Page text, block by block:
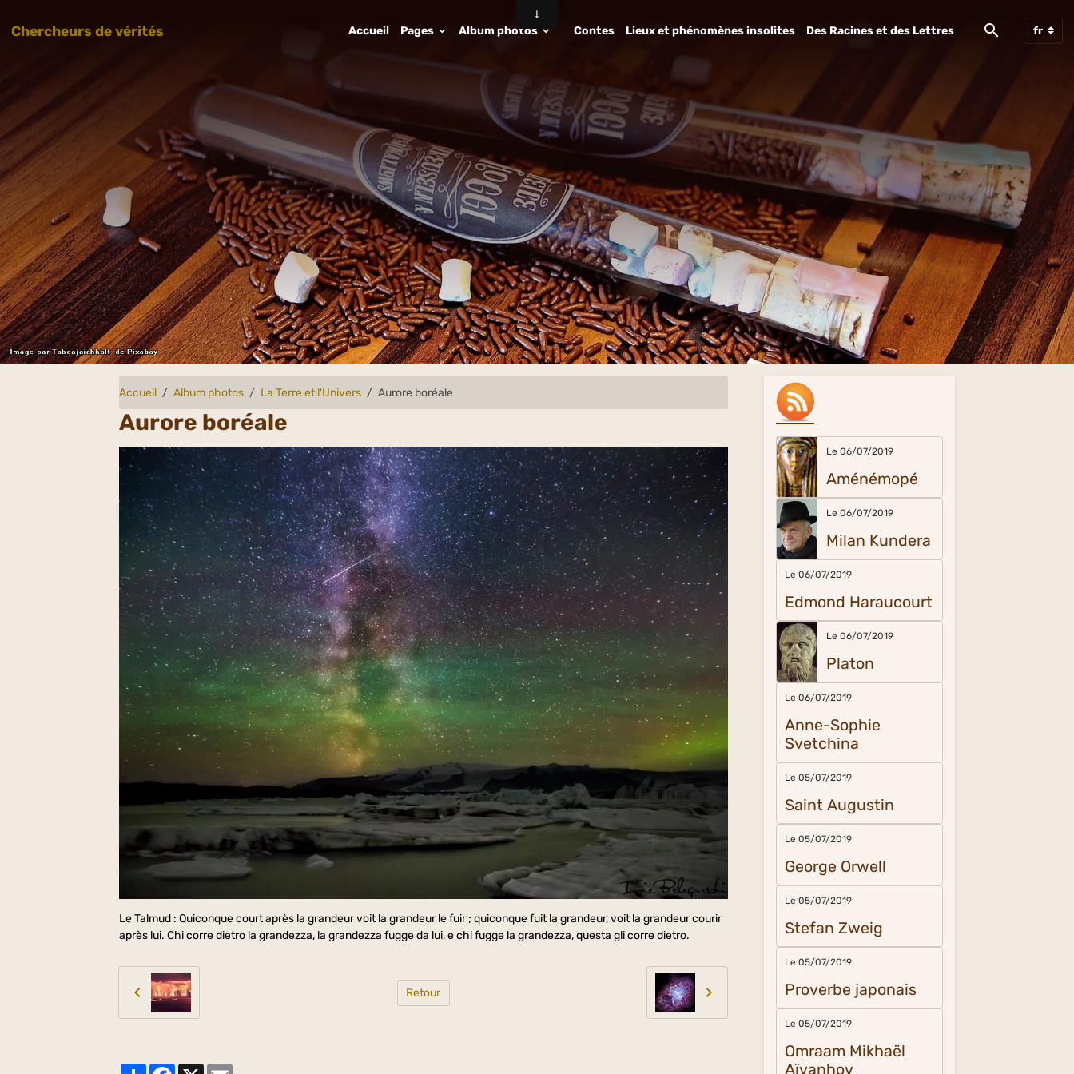
Chercheurs de vérités Accueil Pages Album photos Contes Lieux et phénomènes insolites Des Racines et des Lettres
Accueil Album photos La Terre et l'Univers Aurore boréale
Aurore boréale
Le Talmud : Quiconque court après la grandeur voit la grandeur le fuir ; quiconque fuit la grandeur, voit la grandeur courir
après lui. Chi corre dietro la grandezza, la grandezza fugge da lui, e chi fugge la grandezza, questa gli corre dietro.
Retour
PartagerFacebook
X
Le 06/07/2019
Aménémopé
Le 06/07/2019
Milan Kundera
Le 06/07/2019
Edmond Haraucourt
Le 06/07/2019
Platon
Le 06/07/2019
Anne-Sophie
Svetchina
Le 05/07/2019
Saint Augustin
Le 05/07/2019
George Orwell
Le 05/07/2019
Stefan Zweig
Le 05/07/2019
Proverbe japonais
Le 05/07/2019
Omraam Mikhaël
Aïvanhov